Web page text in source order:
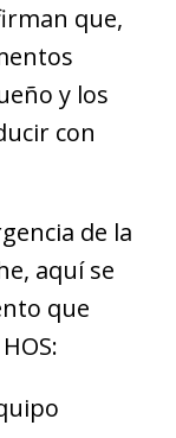
que,
y los
con
de la
aquí se
que